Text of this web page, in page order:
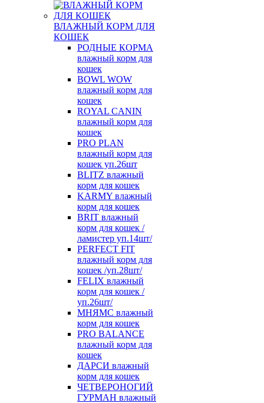
ВЛАЖНЫЙ КОРМ ДЛЯ
КОШЕК
РОДНЫЕ КОРМА
влажный корм для
кошек
BOWL WOW
влажный корм для
кошек
ROYAL CANIN
влажный корм для
кошек
PRO PLAN
влажный корм для
кошек уп.26шт
BLITZ влажный
корм для кошек
KARMY влажный
корм для кошек
BRIT влажный
корм для кошек /
ламистер уп.14шт/
PERFECT FIT
влажный корм для
кошек /уп.28шт/
FELIX влажный
корм для кошек /
уп.26шт/
МНЯМС влажный
корм для кошек
PRO BALANCE
влажный корм для
кошек
ДАРСИ влажный
корм для кошек
ЧЕТВЕРОНОГИЙ
ГУРМАН влажный